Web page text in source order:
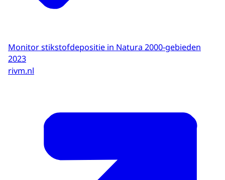
Monitor stikstofdepositie in Natura 2000-gebieden
2023
rivm.nl